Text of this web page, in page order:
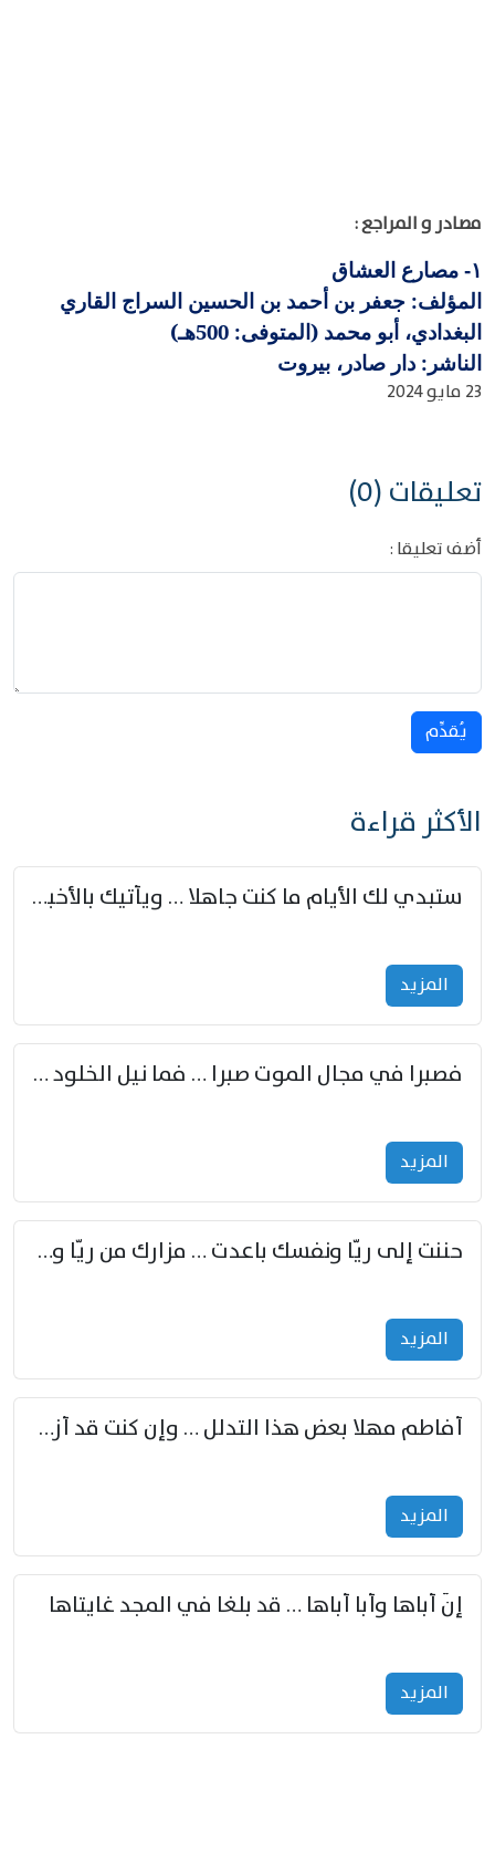
مصادر و المراجع :
١-
مصارع العشاق
المؤلف: جعفر بن أحمد بن الحسين السراج القاري
البغدادي، أبو محمد (المتوفى: 500هـ)
الناشر: دار صادر، بيروت
23 مايو 2024
تعليقات (0)
أضف تعليقا :
يُقدِّم
الأكثر قراءة
ستبدي لك الأيام ما كنت جاهلا … ويأتيك بالأخبار من لم تزوّد
المزید
فصبرا في مجال الموت صبرا … فما نيل الخلود بمستطاع
المزید
حننت إلى ريّا ونفسك باعدت … مزارك من ريّا وشعباكما معا
المزید
أفاطم مهلا بعض هذا التدلل … وإن كنت قد أزمعت صرمي فأجملي
المزید
إنّ أباها وأبا أباها … قد بلغا في المجد غايتاها
المزید